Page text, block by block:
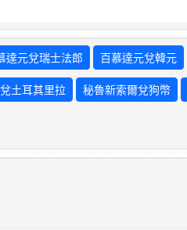
達元兌瑞士法郎 百慕達元兌韓元
土耳其里拉 秘魯新索爾兌狗幣